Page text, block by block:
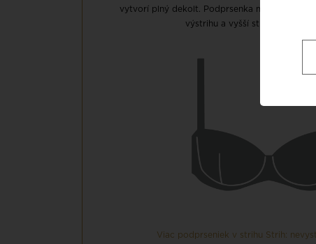
vytvorí plný dekolt. Podprsenka má nižšie
výstrihu a vyšší stred pre väčší
Viac podprseniek v strihu Strih: